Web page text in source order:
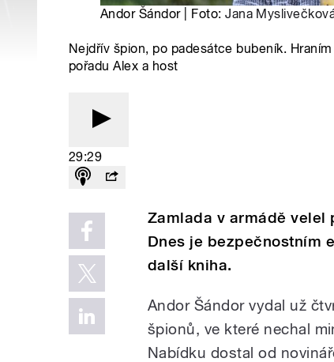
Andor Šándor | Foto:Jana
Nejdřív špion, po padesátce bubeník.
pořadu Alex a host
29:29
Zamlada v armádě velel
Dnes je bezpečnostním
další kniha.
Andor Šándor vydal už
špionů, ve které nechal
Nabídku dostal od